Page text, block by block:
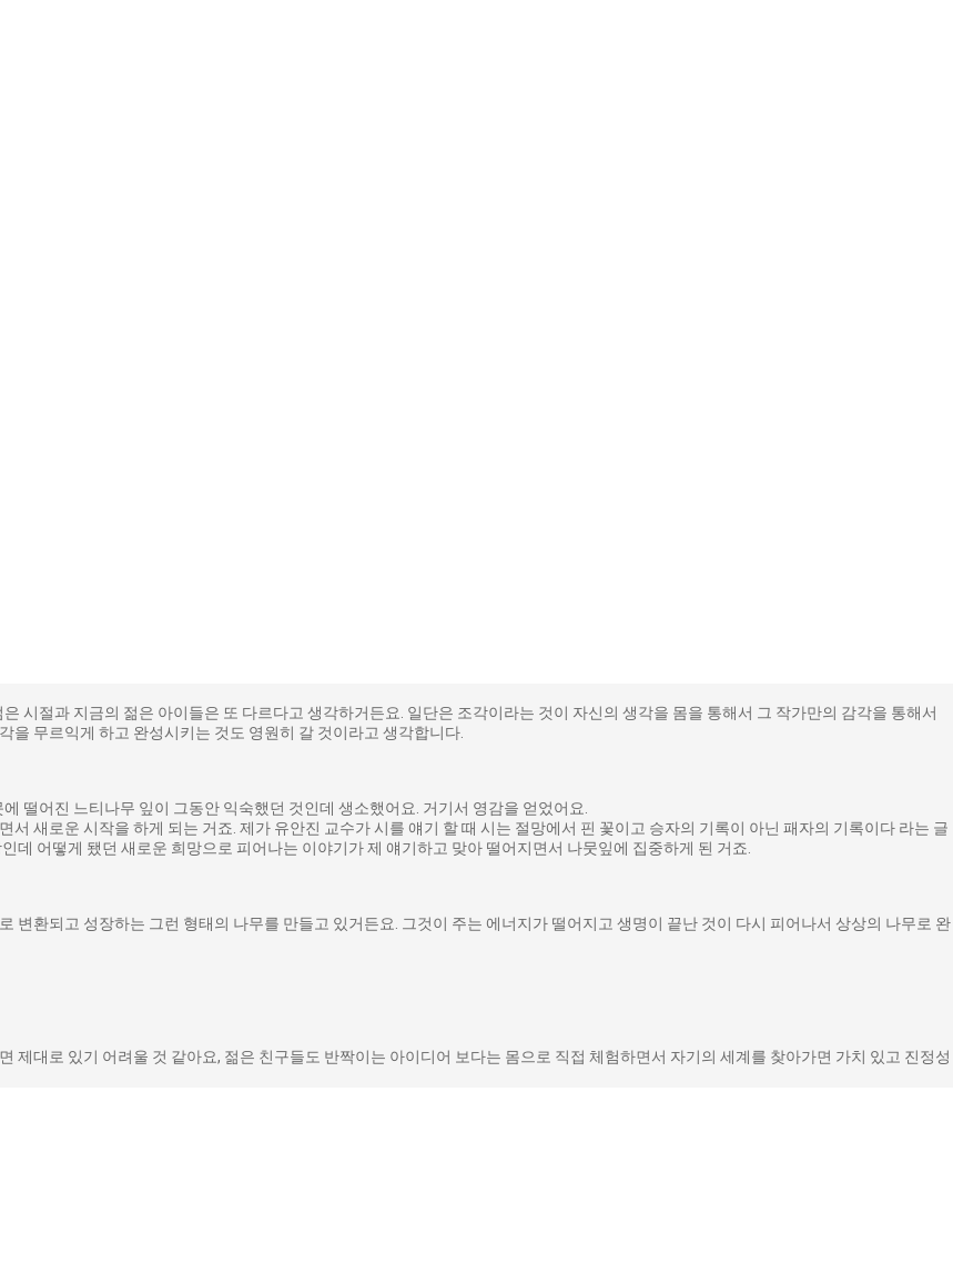
시절과 지금의 젊은 아이들은 또 다르다고 생각하거든요. 일단은 조각이라는 것이 자신의 생각을 몸을 통해서 그 작가만의 감각을 통해서
무르익게 하고 완성시키는 것도 영원히 갈 것이라고 생각합니다.
떨어진 느티나무 잎이 그동안 익숙했던 것인데 생소했어요. 거기서 영감을 얻었어요.
새로운 시작을 하게 되는 거죠. 제가 유안진 교수가 시를 얘기 할 때 시는 절망에서 핀 꽃이고 승자의 기록이 아닌 패자의 기록이다 라는 글
데 어떻게 됐던 새로운 희망으로 피어나는 이야기가 제 얘기하고 맞아 떨어지면서 나뭇잎에 집중하게 된 거죠.
변환되고 성장하는 그런 형태의 나무를 만들고 있거든요. 그것이 주는 에너지가 떨어지고 생명이 끝난 것이 다시 피어나서 상상의 나무로 완
제대로 있기 어려울 것 같아요, 젊은 친구들도 반짝이는 아이디어 보다는 몸으로 직접 체험하면서 자기의 세계를 찾아가면 가치 있고 진정성